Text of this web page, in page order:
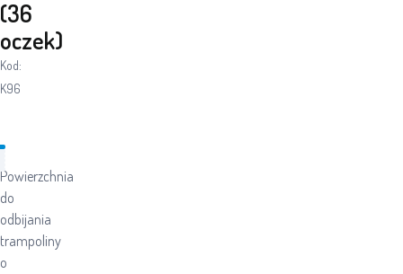
(36
oczek)
Kod:
K96
Powierzchnia
do
odbijania
trampoliny
o